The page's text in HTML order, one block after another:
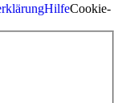
HilfeCookie-